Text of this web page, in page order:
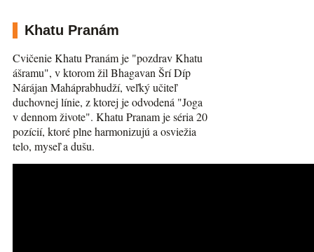
Khatu Pranám
Cvičenie Khatu Pranám je "pozdrav Khatu
ášramu", v ktorom žil Bhagavan Šrí Díp
Nárájan Maháprabhudží, veľký učiteľ
duchovnej línie, z ktorej je odvodená "Joga
v dennom živote". Khatu Pranam je séria 20
pozícií, ktoré plne harmonizujú a osviežia
telo, myseľ a dušu.